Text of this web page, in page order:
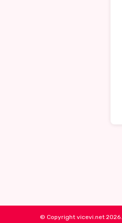
© Copyright vicevi.net 2026.